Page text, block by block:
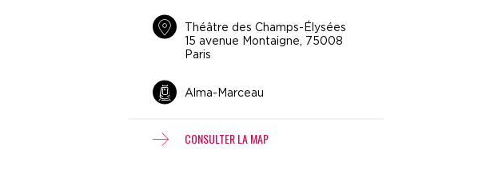
Théâtre des Champs-Élysées
15 avenue Montaigne, 75008
Paris
Alma-Marceau
CONSULTER LA MAP